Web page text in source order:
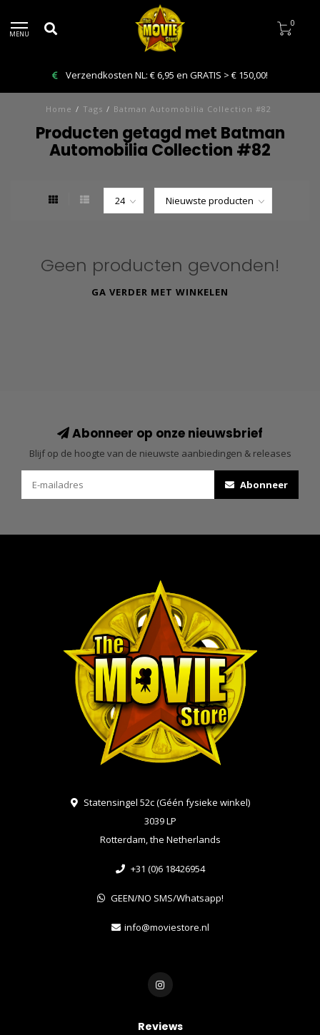
MENU
0
Verzendkosten NL: € 6,95 en GRATIS > € 150,00!
Home / Tags / Batman Automobilia Collection #82
Producten getagd met Batman
Automobilia Collection #82
Geen producten gevonden!
GA VERDER MET WINKELEN
Abonneer op onze nieuwsbrief
Blijf op de hoogte van de nieuwste aanbiedingen & releases
Abonneer
Statensingel 52c (Géén fysieke winkel)
3039 LP
Rotterdam, the Netherlands
+31 (0)6 18426954
GEEN/NO SMS/Whatsapp!
info@moviestore.nl
Reviews